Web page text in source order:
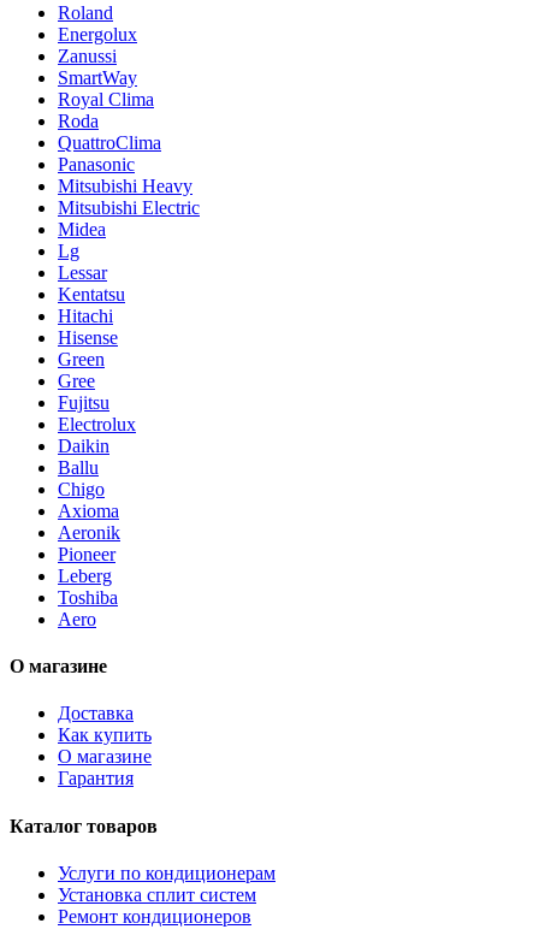
Roland
Energolux
Zanussi
SmartWay
Royal Clima
Roda
QuattroClima
Panasonic
Mitsubishi Heavy
Mitsubishi Electric
Midea
Lg
Lessar
Kentatsu
Hitachi
Hisense
Green
Gree
Fujitsu
Electrolux
Daikin
Ballu
Chigo
Axioma
Aeronik
Pioneer
Leberg
Toshiba
Aero
О магазине
Доставка
Как купить
О магазине
Гарантия
Каталог товаров
Услуги по кондиционерам
Установка сплит систем
Ремонт кондиционеров